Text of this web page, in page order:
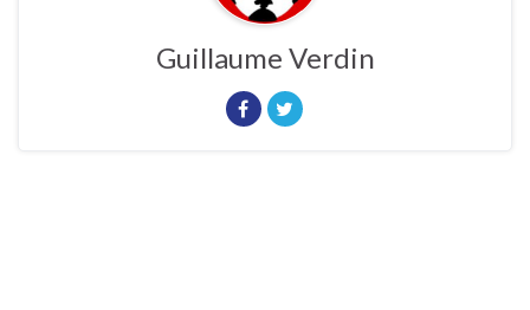
Guillaume Verdin